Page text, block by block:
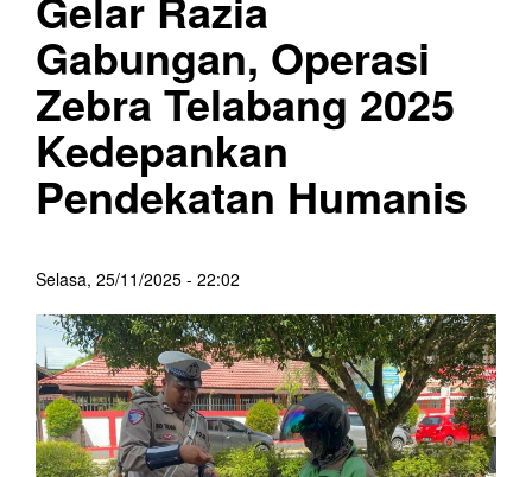
Gabungan, Operasi
Zebra Telabang 2025
Kedepankan
Pendekatan Humanis
Selasa, 25/11/2025 - 22:02